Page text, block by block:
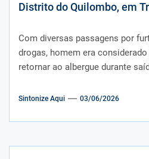
Distrito do Quilombo, em
Com diversas passagens por
drogas, homem era
retornar ao albergue durante
Sintonize Aqui 03/06/2026